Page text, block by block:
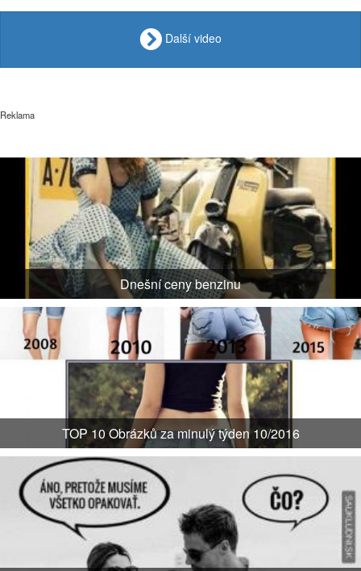
Další video
Reklama
Dnešní ceny benzinu
TOP 10 Obrázků za minulý týden 10/2016